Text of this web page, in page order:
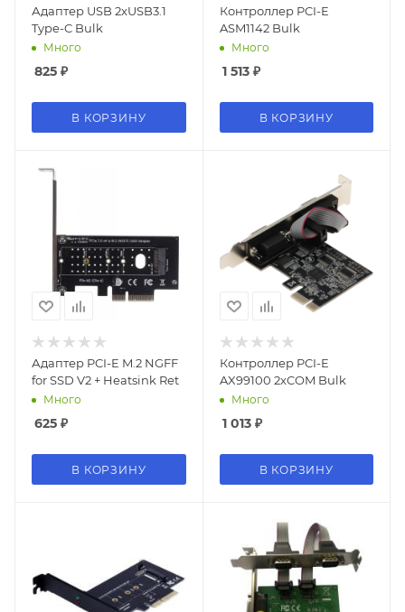
Адаптер USB 2xUSB3.1
Type-C Bulk
Много
825 ₽
В КОРЗИНУ
Контроллер PCI-E
ASM1142 Bulk
Много
1 513₽
В КОРЗИНУ
Адаптер PCI-E M.2 NGFF
for SSD V2 + Heatsink Ret
Много
625 ₽
В КОРЗИНУ
Контроллер PCI-E
AX99100 2xCOM Bulk
Много
1 013₽
В КОРЗИНУ